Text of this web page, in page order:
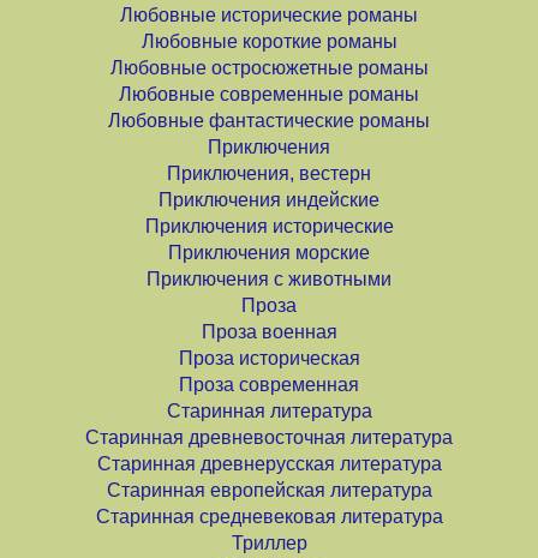
Любовные исторические романы
Любовные короткие романы
Любовные остросюжетные романы
Любовные современные романы
Любовные фантастические романы
Приключения
Приключения, вестерн
Приключения индейские
Приключения исторические
Приключения морские
Приключения с животными
Проза
Проза военная
Проза историческая
Проза современная
Старинная литература
Старинная древневосточная литература
Старинная древнерусская литература
Старинная европейская литература
Старинная средневековая литература
Триллер